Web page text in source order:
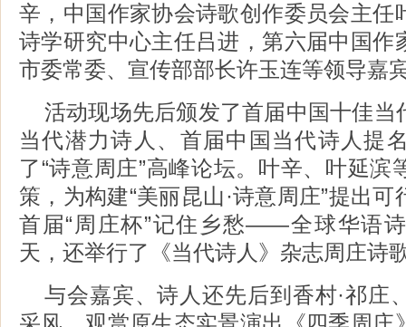
辛，中国作家协会诗歌创作委员会主任
诗学研究中心主任吕进，第六届中国作
市委常委、宣传部部长许玉连等领导嘉
活动现场先后颁发了首届中国十佳当
当代潜力诗人、首届中国当代诗人提
了“诗意周庄”高峰论坛。叶辛、叶延滨
策，为构建“美丽昆山·诗意周庄”提出
首届“周庄杯”记住乡愁——全球华语
天，还举行了《当代诗人》杂志周庄诗
与会嘉宾、诗人还先后到香村·祁庄